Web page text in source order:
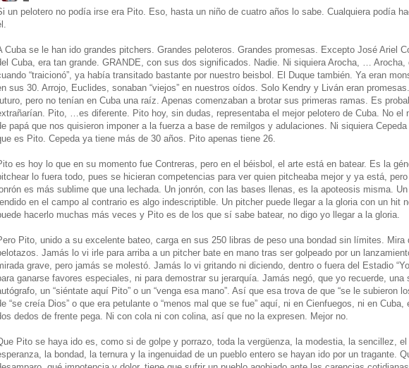
un pelotero no podía irse era Pito. Eso, hasta un niño de cuatro años lo sabe. Cualquiera podía
Cuba se le han ido grandes pitchers. Grandes peloteros. Grandes promesas. Excepto José Ariel
Cuba, era tan grande. GRANDE, con sus dos significados. Nadie. Ni siquiera Arocha, … Arocha,
“traicionó”, ya había transitado bastante por nuestro beisbol. El Duque también. Ya eran
sus 30. Arrojo, Euclides, sonaban “viejos” en nuestros oídos. Solo Kendry y Liván eran
pero no tenían en Cuba una raíz. Apenas comenzaban a brotar sus primeras ramas. Es
Pito, …es diferente. Pito hoy, sin dudas, representaba el mejor pelotero de Cuba. No el
papá que nos quisieron imponer a la fuerza a base de remilgos y adulaciones. Ni siquiera
es Pito. Cepeda ya tiene más de 30 años. Pito apenas tiene 26.
es hoy lo que en su momento fue Contreras, pero en el béisbol, el arte está en batear. Es la
lo fuera todo, pues se hicieran competencias para ver quien pitcheaba mejor y ya está,
es más sublime que una lechada. Un jonrón, con las bases llenas, es la apoteosis misma.
en el campo al contrario es algo indescriptible. Un pitcher puede llegar a la gloria con un hit
hacerlo muchas más veces y Pito es de los que sí sabe batear, no digo yo llegar a la gloria.
Pito, unido a su excelente bateo, carga en sus 250 libras de peso una bondad sin límites. Mira
Jamás lo vi irle para arriba a un pitcher bate en mano tras ser golpeado por un
grave, pero jamás se molestó. Jamás lo vi gritando ni diciendo, dentro o fuera del Estadio
ganarse favores especiales, ni para demostrar su jerarquía. Jamás negó, que yo recuerde, una
un “siéntate aquí Pito” o un “venga esa mano”. Así que esa trova de que “se le subieron
“se creía Dios” o que era petulante o “menos mal que se fue” aquí, ni en Cienfuegos, ni en Cuba,
dedos de frente pega. Ni con cola ni con colina, así que no la expresen. Mejor no.
Pito se haya ido es, como si de golpe y porrazo, toda la vergüenza, la modestia, la sencillez,
la bondad, la ternura y la ingenuidad de un pueblo entero se hayan ido por un tragante.